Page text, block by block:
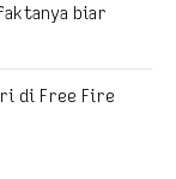
biar
di Free Fire